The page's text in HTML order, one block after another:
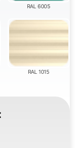
RAL 6005
RAL 1015